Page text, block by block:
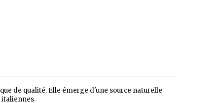
de qualité. Elle émerge d'une source naturelle
italiennes.